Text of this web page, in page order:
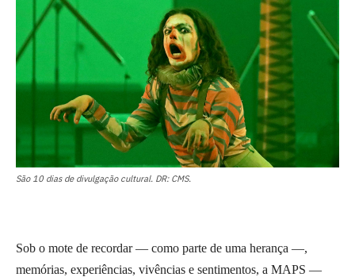
São 10 dias de divulgação cultural. DR: CMS.
Sob o mote de recordar — como parte de uma herança —,
memórias, experiências, vivências e sentimentos, a MAPS —